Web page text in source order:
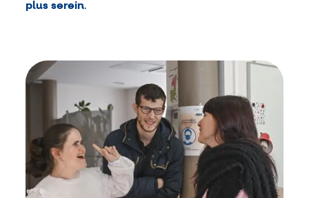
plus serein.